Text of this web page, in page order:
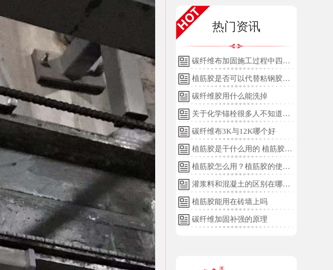
热门资讯
碳纤维布加固施工过程中四个
细节的详细说明
植筋胶是否可以代替粘钢胶使
用？
碳纤维胶用什么能洗掉
关于化学锚栓很多人不知道的
误区!
碳纤维布3K与12K哪个好
植筋胶是干什么用的 植筋胶的
用途和使用方法
植筋胶怎么用？植筋胶的使用
方法
灌浆料和混凝土的区别在哪
里？
植筋胶能用在砖墙上吗
碳纤维加固补强的原理